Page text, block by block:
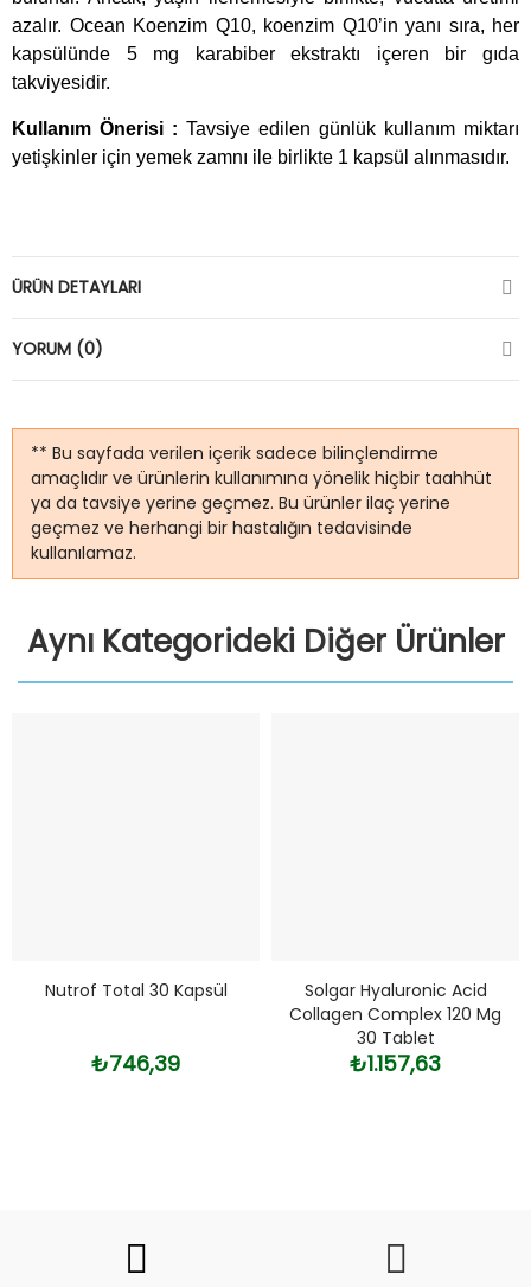
azalır. Ocean Koenzim Q10, koenzim Q10’in yanı sıra, her
kapsülünde 5 mg karabiber ekstraktı içeren bir gıda
takviyesidir.
Kullanım Önerisi : Tavsiye edilen günlük kullanım miktarı
yetişkinler için yemek zamnı ile birlikte 1 kapsül alınmasıdır.
ÜRÜN DETAYLARI
YORUM (0)
** Bu sayfada verilen içerik sadece bilinçlendirme
amaçlıdır ve ürünlerin kullanımına yönelik hiçbir taahhüt
ya da tavsiye yerine geçmez. Bu ürünler ilaç yerine
geçmez ve herhangi bir hastalığın tedavisinde
kullanılamaz.
Aynı Kategorideki Diğer Ürünler
Nutrof Total 30 Kapsül
₺746,39
Solgar Hyaluronic Acid
Collagen Complex 120 Mg
30 Tablet
₺1.157,63